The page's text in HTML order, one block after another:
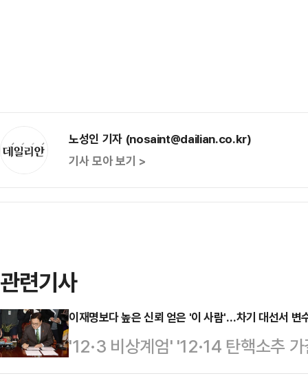
노성인 기자 (nosaint@dailian.co.kr)
기사 모아 보기 >
관련기사
이재명보다 높은 신뢰 얻은 '이 사람'…차기 대선서 변
'12·3 비상계엄' '12·14 탄핵소추
질 전망이 나온다. 현재로선 이재명